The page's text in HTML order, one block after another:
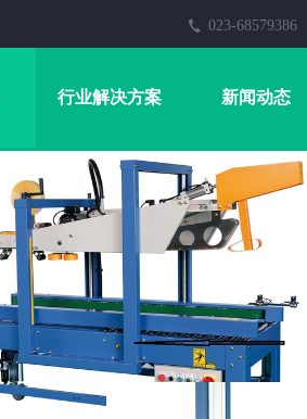
023-68579386
行业解决方案 新闻动态